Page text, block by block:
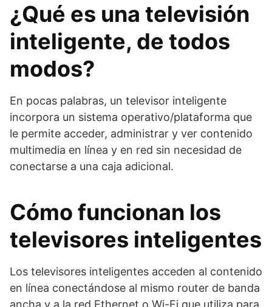
¿Qué es una televisión
inteligente, de todos
modos?
En pocas palabras, un televisor inteligente
incorpora un sistema operativo/plataforma que
le permite acceder, administrar y ver contenido
multimedia en línea y en red sin necesidad de
conectarse a una caja adicional.
Cómo funcionan los
televisores inteligentes
Los televisores inteligentes acceden al contenido
en línea conectándose al mismo router de banda
ancha y a la red Ethernet o Wi-Fi que utiliza para